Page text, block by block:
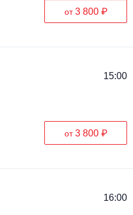
от3 800 ₽
15:00
от3 800 ₽
16:00